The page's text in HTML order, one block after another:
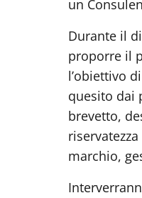
un
Durante il
proporre il
l’obiettivo
quesito dai
brevetto,
marchio,